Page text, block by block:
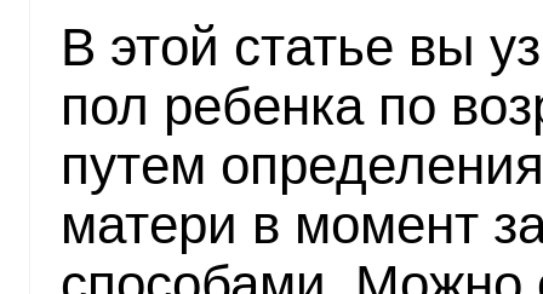
В этой статье вы
пол ребенка по
путем
матери в момент